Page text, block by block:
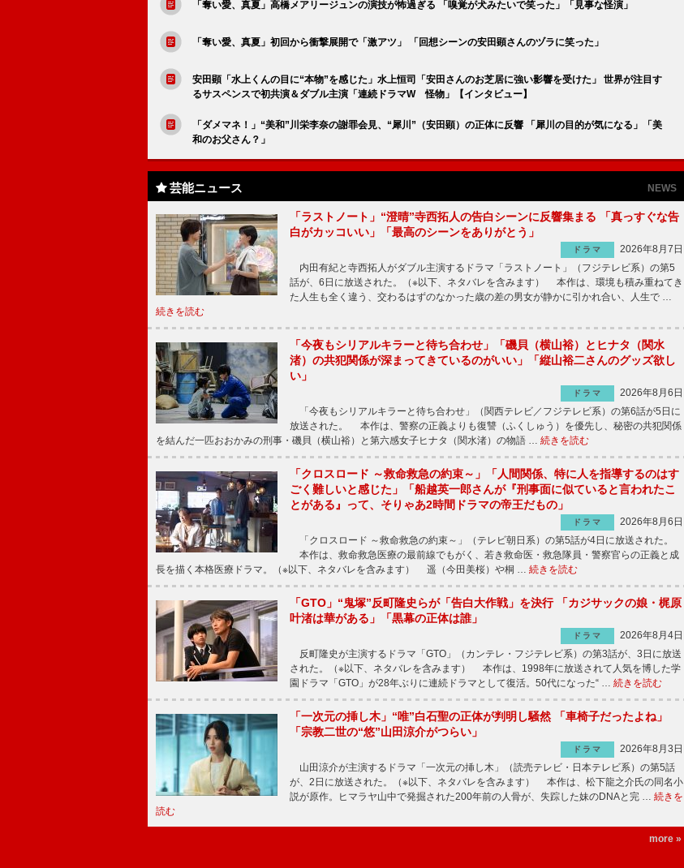
「奪い愛、真夏」高橋メアリージュンの演技が怖過ぎる 「嗅覚が犬みたいで笑った」「見事な怪演」
「奪い愛、真夏」初回から衝撃展開で「激アツ」 「回想シーンの安田顕さんのヅラに笑った」
安田顕「水上くんの目に“本物”を感じた」水上恒司「安田さんのお芝居に強い影響を受けた」 世界が注目す
るサスペンスで初共演＆ダブル主演「連続ドラマW 怪物」【インタビュー】
「ダメマネ！」“美和”川栄李奈の謝罪会見、“犀川”（安田顕）の正体に反響 「犀川の目的が気になる」「美
和のお父さん？」
芸能ニュース NEWS
「ラストノート」“澄晴”寺西拓人の告白シーンに反響集まる 「真っすぐな告
白がカッコいい」「最高のシーンをありがとう」
ドラマ
2026年8月7日
内田有紀と寺西拓人がダブル主演するドラマ「ラストノート」（フジテレビ系）の第5
話が、6日に放送された。（※以下、ネタバレを含みます） 本作は、環境も積み重ねてき
た人生も全く違う、交わるはずのなかった歳の差の男女が静かに引かれ合い、人生で …
続きを読む
「今夜もシリアルキラーと待ち合わせ」「磯貝（横山裕）とヒナタ（関水
渚）の共犯関係が深まってきているのがいい」「縦山裕二さんのグッズ欲し
い」
ドラマ
2026年8月6日
「今夜もシリアルキラーと待ち合わせ」（関西テレビ／フジテレビ系）の第6話が5日に
放送された。 本作は、警察の正義よりも復讐（ふくしゅう）を優先し、秘密の共犯関係
を結んだ一匹おおかみの刑事・磯貝（横山裕）と第六感女子ヒナタ（関水渚）の物語 … 続きを読む
「クロスロード ～救命救急の約束～」「人間関係、特に人を指導するのはす
ごく難しいと感じた」「船越英一郎さんが『刑事面に似ていると言われたこ
とがある』って、そりゃあ2時間ドラマの帝王だもの」
ドラマ
2026年8月6日
「クロスロード ～救命救急の約束～」（テレビ朝日系）の第5話が4日に放送された。
本作は、救命救急医療の最前線でもがく、若き救命医・救急隊員・警察官らの正義と成
長を描く本格医療ドラマ。（※以下、ネタバレを含みます） 遥（今田美桜）や桐 … 続きを読む
「GTO」“鬼塚”反町隆史らが「告白大作戦」を決行 「カジサックの娘・梶原
叶渚は華がある」「黒幕の正体は誰」
ドラマ
2026年8月4日
反町隆史が主演するドラマ「GTO」（カンテレ・フジテレビ系）の第3話が、3日に放送
された。（※以下、ネタバレを含みます） 本作は、1998年に放送されて人気を博した学
園ドラマ「GTO」が28年ぶりに連続ドラマとして復活。50代になった“ … 続きを読む
「一次元の挿し木」“唯”白石聖の正体が判明し騒然 「車椅子だったよね」
「宗教二世の“悠”山田涼介がつらい」
ドラマ
2026年8月3日
山田涼介が主演するドラマ「一次元の挿し木」（読売テレビ・日本テレビ系）の第5話
が、2日に放送された。（※以下、ネタバレを含みます） 本作は、松下龍之介氏の同名小
説が原作。ヒマラヤ山中で発掘された200年前の人骨が、失踪した妹のDNAと完 … 続きを
読む
more »